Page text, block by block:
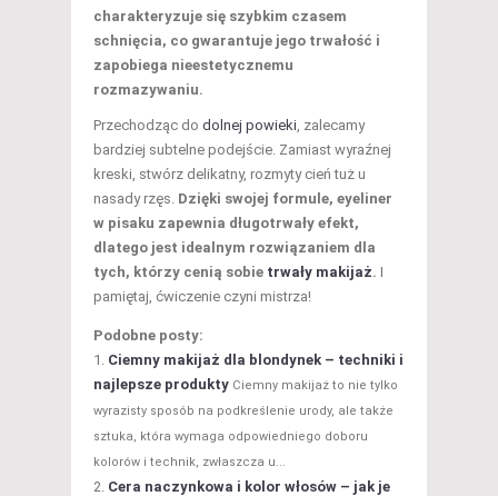
charakteryzuje się szybkim czasem
schnięcia, co gwarantuje jego trwałość i
zapobiega nieestetycznemu
rozmazywaniu.
Przechodząc do dolnej powieki, zalecamy
bardziej subtelne podejście. Zamiast wyraźnej
kreski, stwórz delikatny, rozmyty cień tuż u
nasady rzęs. Dzięki swojej formule, eyeliner
w pisaku zapewnia długotrwały efekt,
dlatego jest idealnym rozwiązaniem dla
tych, którzy cenią sobie trwały makijaż. I
pamiętaj, ćwiczenie czyni mistrza!
Podobne posty:
Ciemny makijaż dla blondynek – techniki i
najlepsze produkty Ciemny makijaż to nie tylko
wyrazisty sposób na podkreślenie urody, ale także
sztuka, która wymaga odpowiedniego doboru
kolorów i technik, zwłaszcza u...
Cera naczynkowa i kolor włosów – jak je